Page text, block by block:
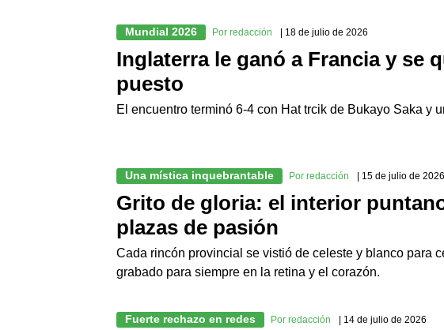
Mundial 2026 Por redacción | 18 de julio de 2026
Inglaterra le ganó a Francia y se
puesto
El encuentro terminó 6-4 con Hat trcik de Bukayo Saka y
Una mística inquebrantable Por redacción | 15 de julio de 2026
Grito de gloria: el interior
plazas de pasión
Cada rincón provincial se vistió de celeste y blanco para
grabado para siempre en la retina y el corazón.
Fuerte rechazo en redes Por redacción | 14 de julio de 2026